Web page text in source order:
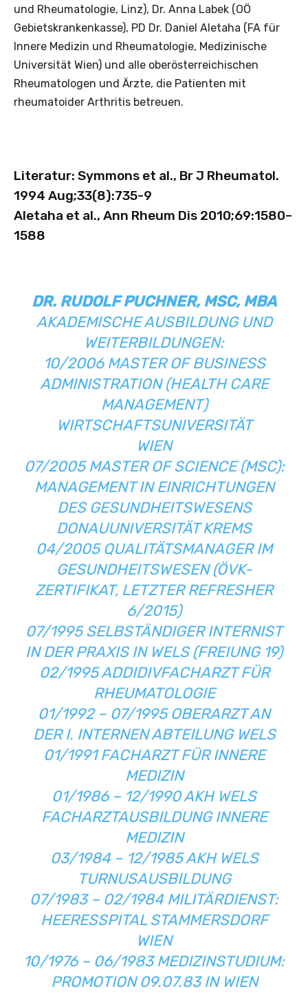
und Rheumatologie, Linz), Dr. Anna Labek (OÖ
Gebietskrankenkasse), PD Dr. Daniel Aletaha (FA für
Innere Medizin und Rheumatologie, Medizinische
Universität Wien) und alle oberösterreichischen
Rheumatologen und Ärzte, die Patienten mit
rheumatoider Arthritis betreuen.
Literatur: Symmons et al., Br J Rheumatol.
1994 Aug;33(8):735-9
Aletaha et al., Ann Rheum Dis 2010;69:1580–
1588
DR. RUDOLF PUCHNER, MSC, MBA
AKADEMISCHE AUSBILDUNG UND
WEITERBILDUNGEN:
10/2006 MASTER OF BUSINESS
ADMINISTRATION (HEALTH CARE
MANAGEMENT)
WIRTSCHAFTSUNIVERSITÄT
WIEN
07/2005 MASTER OF SCIENCE (MSC):
MANAGEMENT IN EINRICHTUNGEN
DES GESUNDHEITSWESENS
DONAUUNIVERSITÄT KREMS
04/2005 QUALITÄTSMANAGER IM
GESUNDHEITSWESEN (ÖVK-
ZERTIFIKAT, LETZTER REFRESHER
6/2015)
07/1995 SELBSTÄNDIGER INTERNIST
IN DER PRAXIS IN WELS (FREIUNG 19)
02/1995 ADDIDIVFACHARZT FÜR
RHEUMATOLOGIE
01/1992 – 07/1995 OBERARZT AN
DER I. INTERNEN ABTEILUNG WELS
01/1991 FACHARZT FÜR INNERE
MEDIZIN
01/1986 – 12/1990 AKH WELS
FACHARZTAUSBILDUNG INNERE
MEDIZIN
03/1984 – 12/1985 AKH WELS
TURNUSAUSBILDUNG
07/1983 – 02/1984 MILITÄRDIENST:
HEERESSPITAL STAMMERSDORF
WIEN
10/1976 – 06/1983 MEDIZINSTUDIUM:
PROMOTION 09.07.83 IN WIEN